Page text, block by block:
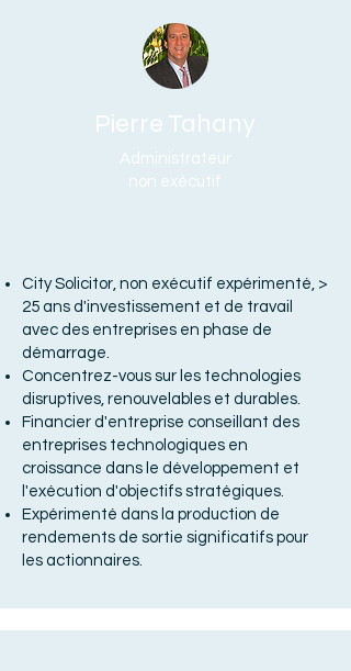
Administrateur
non exécutif
Pierre Tahany
City Solicitor, non exécutif expérimenté, >
25 ans d'investissement et de travail
avec des entreprises en phase de
démarrage.
Concentrez-vous sur les technologies
disruptives, renouvelables et durables.
Financier d'entreprise conseillant des
entreprises technologiques en
croissance dans le développement et
l'exécution d'objectifs stratégiques.
Expérimenté dans la production de
rendements de sortie significatifs pour
les actionnaires.